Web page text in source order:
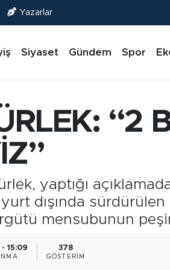
Yazarlar
Siyaset Gündem Spor
“2
yaptığı
dışında
mensubunun
15:09 378
GÖSTERIM